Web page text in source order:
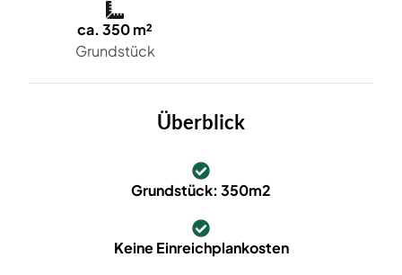
ca. 350 m²
Grundstück
Überblick
Grundstück: 350m2
Keine Einreichplankosten